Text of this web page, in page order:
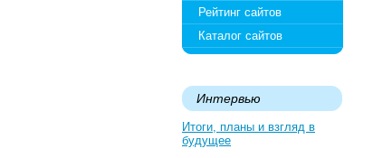
Рейтинг сайтов
Каталог сайтов
Интервью
Итоги, планы и взгляд в
будущее